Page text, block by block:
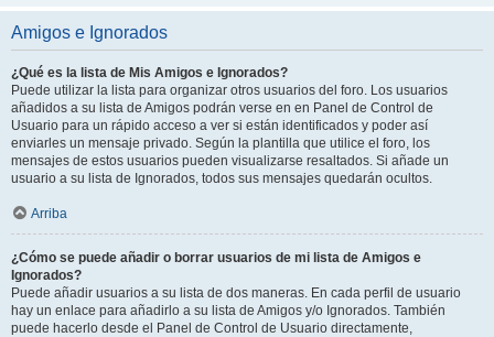
Amigos e Ignorados
¿Qué es la lista de Mis Amigos e Ignorados?
Puede utilizar la lista para organizar otros usuarios del foro. Los usuarios
añadidos a su lista de Amigos podrán verse en en Panel de Control de
Usuario para un rápido acceso a ver si están identificados y poder así
enviarles un mensaje privado. Según la plantilla que utilice el foro, los
mensajes de estos usuarios pueden visualizarse resaltados. Si añade un
usuario a su lista de Ignorados, todos sus mensajes quedarán ocultos.
Arriba
¿Cómo se puede añadir o borrar usuarios de mi lista de Amigos e
Ignorados?
Puede añadir usuarios a su lista de dos maneras. En cada perfil de usuario
hay un enlace para añadirlo a su lista de Amigos y/o Ignorados. También
puede hacerlo desde el Panel de Control de Usuario directamente,